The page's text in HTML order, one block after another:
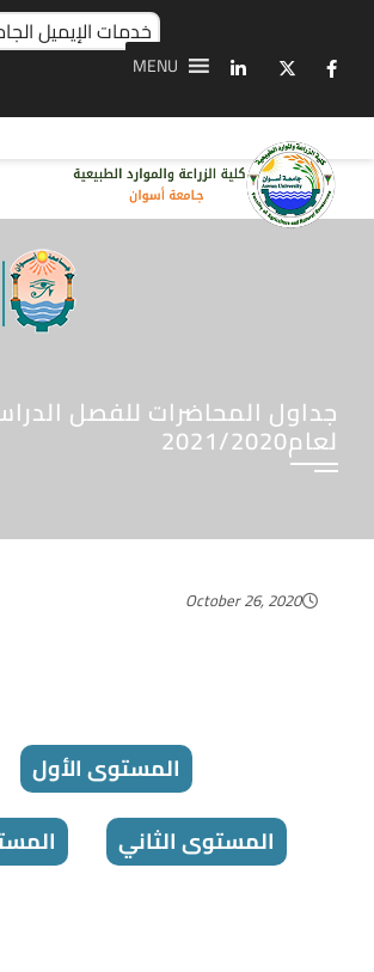
خدمات الإيميل
MENU
جداول المحاضرات للفصل
لعام2021/2020
October 26, 2020
المستوى الأول
المستوى الثاني